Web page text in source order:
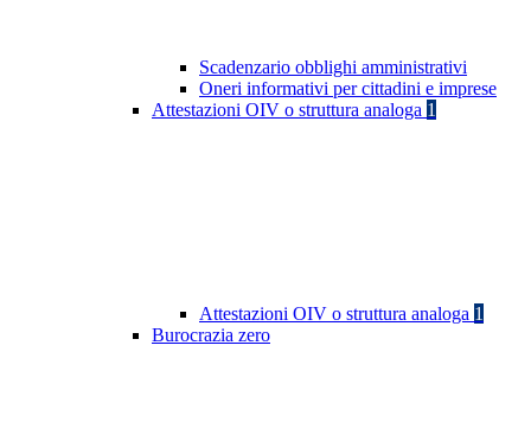
Scadenzario obblighi amministrativi
Oneri informativi per cittadini e imprese
Attestazioni OIV o struttura analoga 1
Attestazioni OIV o struttura analoga 1
Burocrazia zero